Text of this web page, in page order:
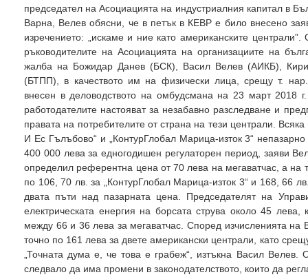
председател на Асоциацията на индустриалния капитал в
Варна, Велев обясни, че в петък в КЕВР е било внесено
изречението: „искаме и ние като американските
ръководителите на Асоциацията на организациите на
жалба на Божидар Данев (БСК), Васил Велев (АИКБ),
(БТПП), в качеството им на физически лица, срещу т. нар.
внесен в деловодството на омбудсмана на 23 март 2018
работодателите настояват за незабавно разследване и
правата на потребителите от страна на тези централи.
И Ес Гълъбово“ и „КонтурГлобал Марица-изток 3“
400 000 лева за едногодишен регулаторен период, заяви
определил референтна цена от 70 лева на мегаватчас, а
по 106, 70 лв. за „КонтурГлобал Марица-изток 3“ и 168, 66
двата пъти над пазарната цена. Председателят на
електрическата енергия на борсата струва около 45
между 66 и 36 лева за мегаватчас. Според изчисленията на
точно по 161 лева за двете американски централи, като
„Точната дума е, че това е грабеж“, изтъкна Васил
следвало да има промени в законодателството, които да